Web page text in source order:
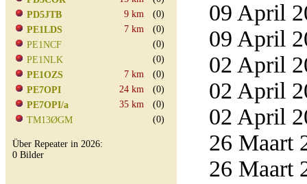
PD5JTB
9 km
(0)
PE1LDS
7 km
(0)
PE1NCF
(0)
PE1NLK
(0)
PE1OZS
7 km
(0)
PE7OPI
24 km
(0)
PE7OPI/a
35 km
(0)
TM13ØGM
(0)
Über Repeater in 2026:
0 Bilder
09 April
09 April
02 April
02 April
02 April
26 Maart
26 Maart